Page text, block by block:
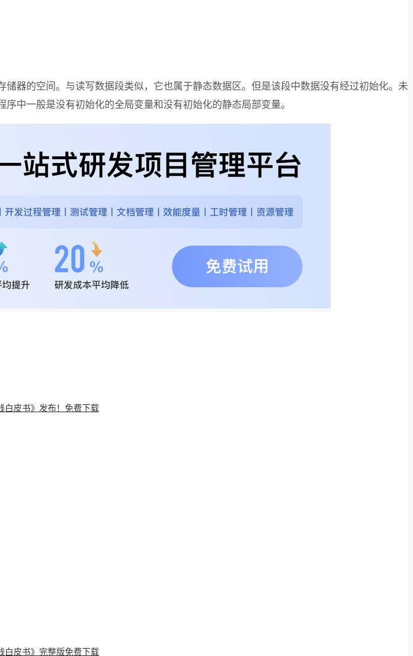
器的空间。与读写数据段类似，它也属于静态数据区。但是该段中数据没有经过初始化。未
中一般是没有初始化的全局变量和没有初始化的静态局部变量。
白皮书》发布！免费下载
白皮书》完整版免费下载